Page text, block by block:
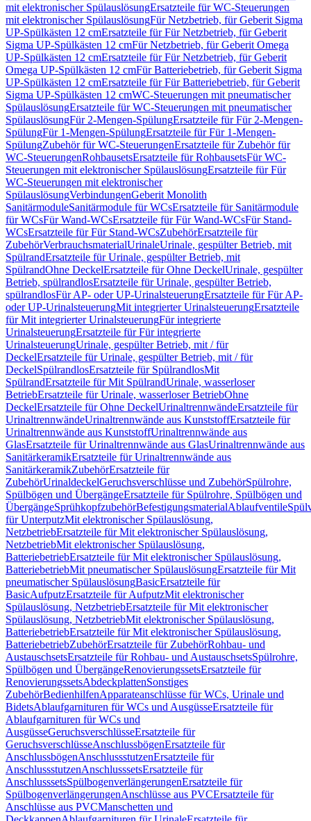
mit elektronischer SpülauslösungErsatzteile für WC-Steuerungen
mit elektronischer SpülauslösungFür Netzbetrieb, für Geberit Sigma
UP-Spülkästen 12 cmErsatzteile für Für Netzbetrieb, für Geberit
Sigma UP-Spülkästen 12 cmFür Netzbetrieb, für Geberit Omega
UP-Spülkästen 12 cmErsatzteile für Für Netzbetrieb, für Geberit
Omega UP-Spülkästen 12 cmFür Batteriebetrieb, für Geberit Sigma
UP-Spülkästen 12 cmErsatzteile für Für Batteriebetrieb, für Geberit
Sigma UP-Spülkästen 12 cmWC-Steuerungen mit pneumatischer
SpülauslösungErsatzteile für WC-Steuerungen mit pneumatischer
SpülauslösungFür 2-Mengen-SpülungErsatzteile für Für 2-Mengen-
SpülungFür 1-Mengen-SpülungErsatzteile für Für 1-Mengen-
SpülungZubehör für WC-SteuerungenErsatzteile für Zubehör für
WC-SteuerungenRohbausetsErsatzteile für RohbausetsFür WC-
Steuerungen mit elektronischer SpülauslösungErsatzteile für Für
WC-Steuerungen mit elektronischer
SpülauslösungVerbindungenGeberit Monolith
SanitärmoduleSanitärmodule für WCsErsatzteile für Sanitärmodule
für WCsFür Wand-WCsErsatzteile für Für Wand-WCsFür Stand-
WCsErsatzteile für Für Stand-WCsZubehörErsatzteile für
ZubehörVerbrauchsmaterialUrinaleUrinale, gespülter Betrieb, mit
SpülrandErsatzteile für Urinale, gespülter Betrieb, mit
SpülrandOhne DeckelErsatzteile für Ohne DeckelUrinale, gespülter
Betrieb, spülrandlosErsatzteile für Urinale, gespülter Betrieb,
spülrandlosFür AP- oder UP-UrinalsteuerungErsatzteile für Für AP-
oder UP-UrinalsteuerungMit integrierter UrinalsteuerungErsatzteile
für Mit integrierter UrinalsteuerungFür integrierte
UrinalsteuerungErsatzteile für Für integrierte
UrinalsteuerungUrinale, gespülter Betrieb, mit / für
DeckelErsatzteile für Urinale, gespülter Betrieb, mit / für
DeckelSpülrandlosErsatzteile für SpülrandlosMit
SpülrandErsatzteile für Mit SpülrandUrinale, wasserloser
BetriebErsatzteile für Urinale, wasserloser BetriebOhne
DeckelErsatzteile für Ohne DeckelUrinaltrennwändeErsatzteile für
UrinaltrennwändeUrinaltrennwände aus KunststoffErsatzteile für
Urinaltrennwände aus KunststoffUrinaltrennwände aus
GlasErsatzteile für Urinaltrennwände aus GlasUrinaltrennwände aus
SanitärkeramikErsatzteile für Urinaltrennwände aus
SanitärkeramikZubehörErsatzteile für
ZubehörUrinaldeckelGeruchsverschlüsse und ZubehörSpülrohre,
Spülbögen und ÜbergängeErsatzteile für Spülrohre, Spülbögen und
ÜbergängeSprühkopfzubehörBefestigungsmaterialAblaufventile
für UnterputzMit elektronischer Spülauslösung,
NetzbetriebErsatzteile für Mit elektronischer Spülauslösung,
NetzbetriebMit elektronischer Spülauslösung,
BatteriebetriebErsatzteile für Mit elektronischer Spülauslösung,
BatteriebetriebMit pneumatischer SpülauslösungErsatzteile für Mit
pneumatischer SpülauslösungBasicErsatzteile für
BasicAufputzErsatzteile für AufputzMit elektronischer
Spülauslösung, NetzbetriebErsatzteile für Mit elektronischer
Spülauslösung, NetzbetriebMit elektronischer Spülauslösung,
BatteriebetriebErsatzteile für Mit elektronischer Spülauslösung,
BatteriebetriebZubehörErsatzteile für ZubehörRohbau- und
AustauschsetsErsatzteile für Rohbau- und AustauschsetsSpülrohre,
Spülbögen und ÜbergängeRenovierungssetsErsatzteile für
RenovierungssetsAbdeckplattenSonstiges
ZubehörBedienhilfenApparateanschlüsse für WCs, Urinale und
BidetsAblaufgarnituren für WCs und AusgüsseErsatzteile für
Ablaufgarnituren für WCs und
AusgüsseGeruchsverschlüsseErsatzteile für
GeruchsverschlüsseAnschlussbögenErsatzteile für
AnschlussbögenAnschlussstutzenErsatzteile für
AnschlussstutzenAnschlusssetsErsatzteile für
AnschlusssetsSpülbogenverlängerungenErsatzteile für
SpülbogenverlängerungenAnschlüsse aus PVCErsatzteile für
Anschlüsse aus PVCManschetten und